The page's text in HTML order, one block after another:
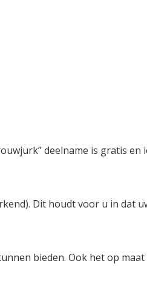
deelname is gratis en
Dit houdt voor u in dat
bieden. Ook het op maat